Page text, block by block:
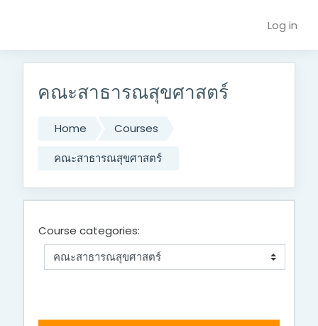
Log in
คณะสาธารณสุขศาสตร์
Home
Courses
คณะสาธารณสุขศาสตร์
Course categories: